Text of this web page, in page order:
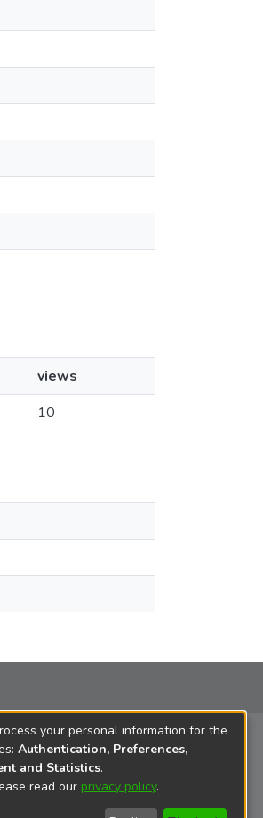
views
10
your personal information for the
Authentication, Preferences,
and Statistics.
read our privacy policy.